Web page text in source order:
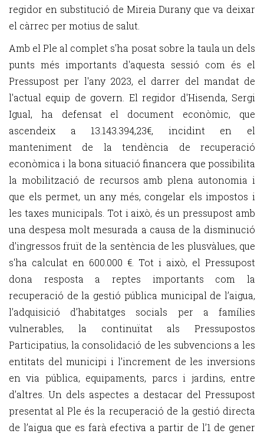
regidor en substitució de Mireia Durany que va deixar
el càrrec per motius de salut.
Amb el Ple al complet s'ha posat sobre la taula un dels
punts més importants d'aquesta sessió com és el
Pressupost per l'any 2023, el darrer del mandat de
l'actual equip de govern. El regidor d'Hisenda, Sergi
Igual, ha defensat el document econòmic, que
ascendeix
a 13.143.394,23€, incidint en el
manteniment de la tendència de recuperació
econòmica i la bona situació financera que possibilita
la mobilització de recursos amb plena autonomia i
que els permet, un any més, congelar els impostos i
les taxes municipals. Tot i això, és un pressupost amb
una despesa molt mesurada a causa de la disminució
d’ingressos fruït de la sentència de les plusvàlues, que
s'ha calculat en 600.000 €. Tot i això, el Pressupost
dona resposta a reptes importants com la
recuperació de la gestió pública municipal de l’aigua,
l’adquisició d’habitatges socials per a famílies
vulnerables, la continuïtat als Pressupostos
Participatius, la consolidació de les subvencions a les
entitats del municipi i l’increment de les inversions
en via pública, equipaments, parcs i jardins, entre
d’altres. Un dels aspectes a destacar del Pressupost
presentat al Ple és la recuperació de la gestió directa
de l’aigua que es farà efectiva a partir de l’1 de gener